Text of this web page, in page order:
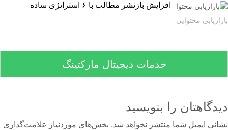
افزایش بازنشر مطالب با ۶ استراتژی ساده
محتوایی
خدمات دیجیتال مارکتینگ
را بنویسید
ایمیل شما منتشر نخواهد شد. بخش‌های موردنیاز علامت‌گذاری